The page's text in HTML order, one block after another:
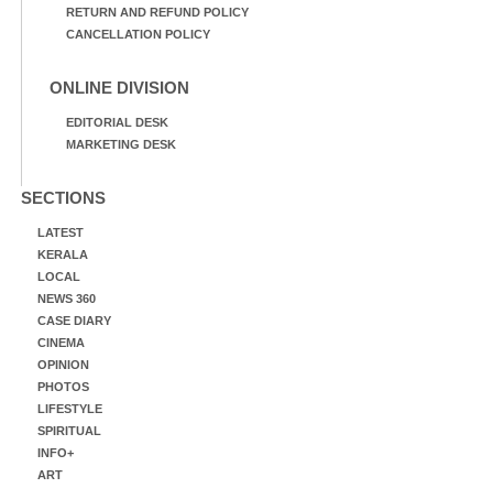
RETURN AND REFUND POLICY
CANCELLATION POLICY
ONLINE DIVISION
EDITORIAL DESK
MARKETING DESK
SECTIONS
LATEST
KERALA
LOCAL
NEWS 360
CASE DIARY
CINEMA
OPINION
PHOTOS
LIFESTYLE
SPIRITUAL
INFO+
ART